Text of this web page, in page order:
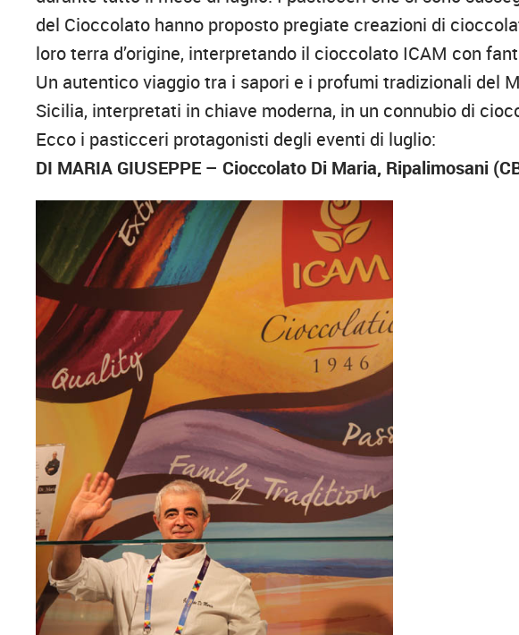
del Cioccolato hanno proposto pregiate creazioni di
loro terra d’origine, interpretando il cioccolato ICAM con
Un autentico viaggio tra i sapori e i profumi tradizionali del
Sicilia, interpretati in chiave moderna, in un connubio di
Ecco i pasticceri protagonisti degli eventi di luglio:
DI MARIA GIUSEPPE – Cioccolato Di Maria, Ripalimosani